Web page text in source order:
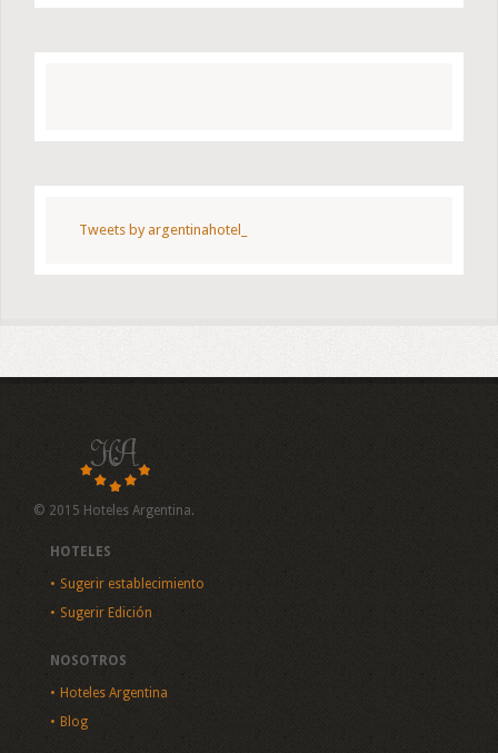
Tweets by argentinahotel_
© 2015 Hoteles Argentina.
HOTELES
Sugerir establecimiento
Sugerir Edición
NOSOTROS
Hoteles Argentina
Blog